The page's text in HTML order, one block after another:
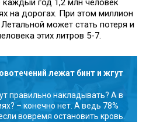
каждый год 1,2 млн человек
на дорогах. При этом миллион
может стать потеря и
этих литров 5-7.
лежат бинт и жгут
правильно накладывать? А в
– конечно нет. А ведь 78%
вовремя остановить кровь.